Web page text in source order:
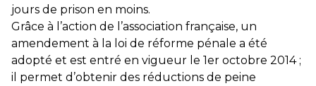
jours de prison en moins.
Grâce à l’action de l’association française, un
amendement à la loi de réforme pénale a été
adopté et est entré en vigueur le 1er octobre 2014 ;
il permet d’obtenir des réductions de peine